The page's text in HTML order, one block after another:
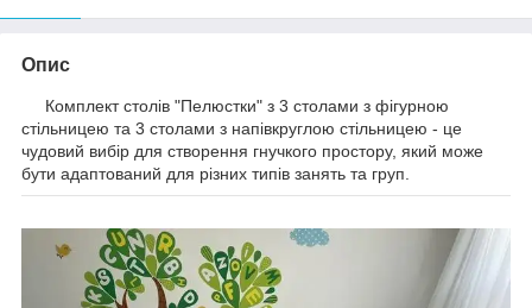
Опис
Комплект столів "Пелюстки" з 3 столами з фігурною
стільницею та 3 столами з напівкруглою стільницею - це
чудовий вибір для створення гнучкого простору, який може
бути адаптований для різних типів занять та груп.